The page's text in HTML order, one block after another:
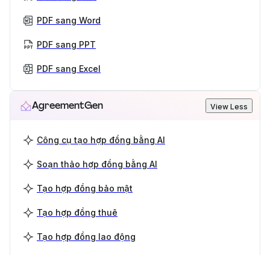
PDF sang Word
PDF sang PPT
PDF sang Excel
AgreementGen View Less
Công cụ tạo hợp đồng bằng AI
Soạn thảo hợp đồng bằng AI
Tạo hợp đồng bảo mật
Tạo hợp đồng thuê
Tạo hợp đồng lao động